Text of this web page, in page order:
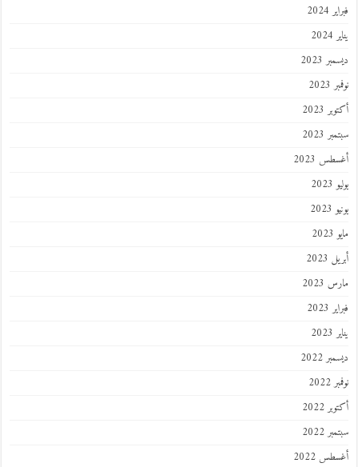
فبراير 2024
يناير 2024
ديسمبر 2023
نوفمبر 2023
أكتوبر 2023
سبتمبر 2023
أغسطس 2023
يوليو 2023
يونيو 2023
مايو 2023
أبريل 2023
مارس 2023
فبراير 2023
يناير 2023
ديسمبر 2022
نوفمبر 2022
أكتوبر 2022
سبتمبر 2022
أغسطس 2022